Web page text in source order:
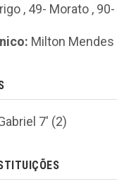
, 49- Morato ,
Milton Mendes
7' (2)